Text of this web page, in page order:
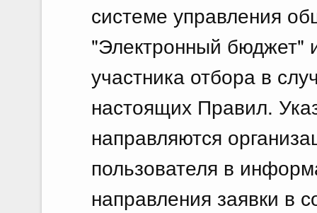
системе управления
"Электронный бюджет"
участника отбора в
настоящих Правил.
направляются
пользователя в
направления заявки в